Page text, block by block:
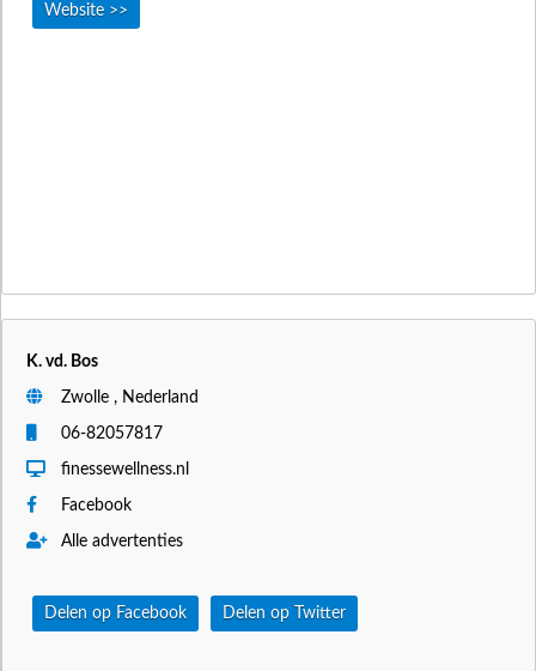
Website >>
K. vd. Bos
Zwolle , Nederland
06-82057817
finessewellness.nl
Facebook
Alle advertenties
Delen op Facebook Delen op Twitter